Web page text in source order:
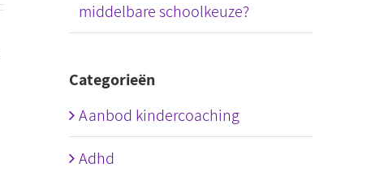
middelbare schoolkeuze?
Categorieën
Aanbod kindercoaching
Adhd